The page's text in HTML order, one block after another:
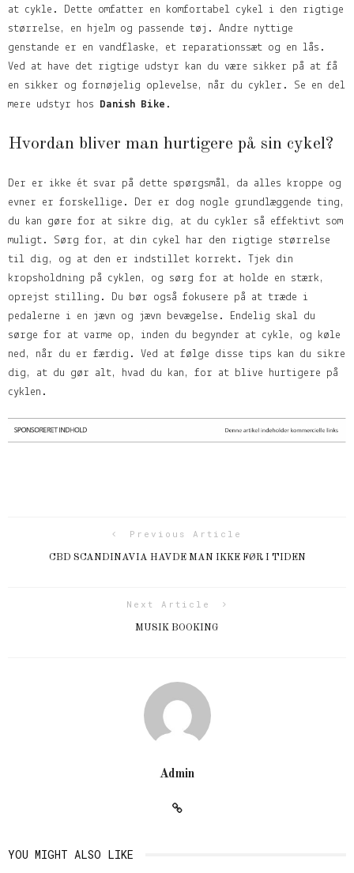
at cykle. Dette omfatter en komfortabel cykel i den rigtige
størrelse, en hjelm og passende tøj. Andre nyttige
genstande er en vandflaske, et reparationssæt og en lås.
Ved at have det rigtige udstyr kan du være sikker på at få
en sikker og fornøjelig oplevelse, når du cykler. Se en del
mere udstyr hos Danish Bike .
Hvordan bliver man hurtigere på sin cykel?
Der er ikke ét svar på dette spørgsmål, da alles kroppe og
evner er forskellige. Der er dog nogle grundlæggende ting,
du kan gøre for at sikre dig, at du cykler så effektivt som
muligt. Sørg for, at din cykel har den rigtige størrelse
til dig, og at den er indstillet korrekt. Tjek din
kropsholdning på cyklen, og sørg for at holde en stærk,
oprejst stilling. Du bør også fokusere på at træde i
pedalerne i en jævn og jævn bevægelse. Endelig skal du
sørge for at varme op, inden du begynder at cykle, og køle
ned, når du er færdig. Ved at følge disse tips kan du sikre
dig, at du gør alt, hvad du kan, for at blive hurtigere på
cyklen.
Previous Article
CBD SCANDINAVIA HAVDE MAN IKKE FØR I TIDEN
Next Article
MUSIK BOOKING
Admin
YOU MIGHT ALSO LIKE